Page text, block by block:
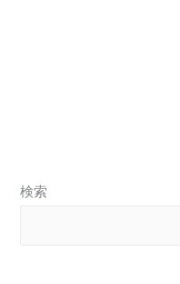
検索